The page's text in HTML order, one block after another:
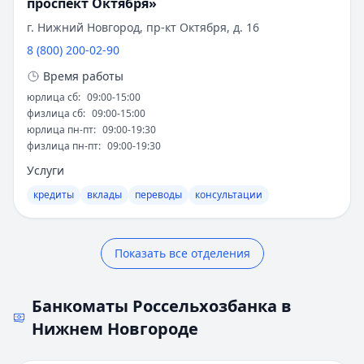
Рейтинг:
Альфа-Банк— Вторичное жилье
Рейтинг:4.9
Т-Банк — Новостройка
Рейтинг:4.6
Альфа-Банк— Готовый дом без господдержки
Рейтинг:4.9
— Комбо-ипотека для семей с детьми
Рейтинг:4.6
Альфа-Банк — Новостройка
Рейтинг:
Все ипотечные программы
Газпромбанк— Накопительный счет
Рейтинг:4.6
Профессиональное сообщество высоко
оценивает работу банка:
2018 год
работу с агробизнесом
2019 год- "Финансовая элита России"
отметила развитие цифровых технологий
2020 год - Звание "Лучший социально
ответственный банк"
2022 год- Награда за инновации в
среднего бизнеса
Сегодня Россельхозбанк укрепляет позиции
г. Нижний Новгород, пр-кт Октября, д. 16
8 (800) 200-02-90
Время работы
юрлица сб: 09:00-15:00
физлица сб: 09:00-15:00
юрлица пн-пт: 09:00-19:30
физлица пн-пт: 09:00-19:30
Услуги
кредиты вклады переводы консультации
Показать все отделения
Банкоматы Россельхозбанка в
Нижнем Новгороде